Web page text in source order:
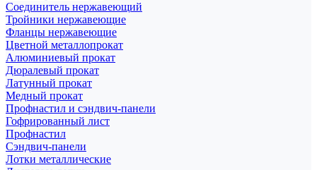
Соединитель нержавеющий
Тройники нержавеющие
Фланцы нержавеющие
Цветной металлопрокат
Алюминиевый прокат
Дюралевый прокат
Латунный прокат
Медный прокат
Профнастил и сэндвич-панели
Гофрированный лист
Профнастил
Сэндвич-панели
Лотки металлические